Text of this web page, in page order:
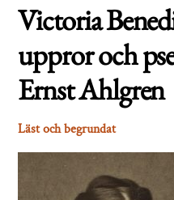
Victoria
uppror och
Ernst Ahlgren
Läst och begrundat